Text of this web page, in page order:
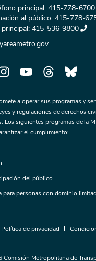
principal: 415-778-6700
al público: 415-778-
415-536-9800
a operar sus programas y
y regulaciones de derechos
Los siguientes programas de la
el cumplimiento:
del público
para personas con dominio
Política de privacidad
Metropolitana de